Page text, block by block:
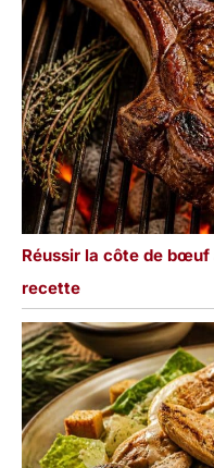
Réussir la côte de
recette